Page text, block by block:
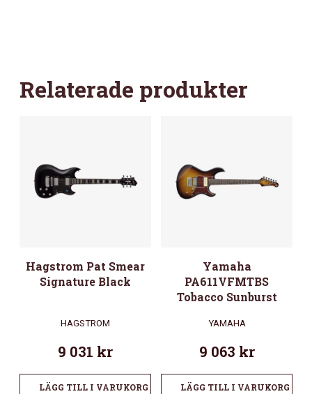
Relaterade produkter
Hagstrom Pat Smear
Signature Black
HAGSTROM
9 031 kr
LÄGG TILL I VARUKORG
Yamaha
PA611VFMTBS
Tobacco Sunburst
YAMAHA
9 063 kr
LÄGG TILL I VARUKORG